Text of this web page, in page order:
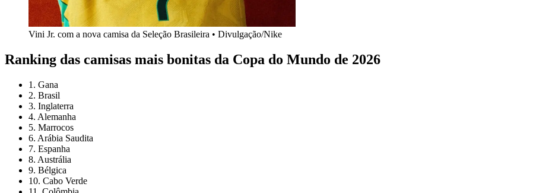
Vini Jr. com a nova camisa da Seleção Brasileira • Divulgação/Nike
Ranking das camisas mais bonitas da Copa do Mundo de 2026
1. Gana
2. Brasil
3. Inglaterra
4. Alemanha
5. Marrocos
6. Arábia Saudita
7. Espanha
8. Austrália
9. Bélgica
10. Cabo Verde